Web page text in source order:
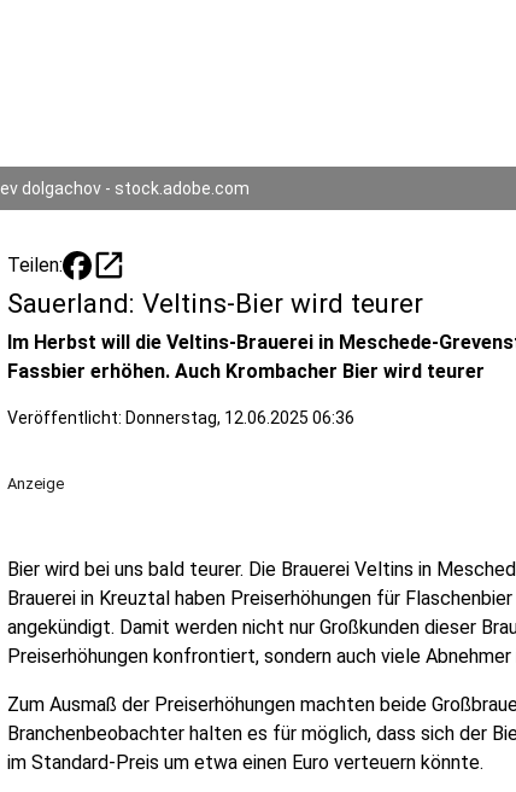
lev dolgachov - stock.adobe.com
Teilen: open_in_new
Sauerland: Veltins-Bier wird teurer
Im Herbst will die Veltins-Brauerei in Meschede-
Fassbier erhöhen. Auch Krombacher Bier wird teurer
Veröffentlicht: Donnerstag, 12.06.2025 06:36
Anzeige
Bier wird bei uns bald teurer. Die Brauerei Veltins in
Brauerei in Kreuztal haben Preiserhöhungen für
angekündigt. Damit werden nicht nur Großkunden dieser
Preiserhöhungen konfrontiert, sondern auch viele Abnehmer
Zum Ausmaß der Preiserhöhungen machten beide
Branchenbeobachter halten es für möglich, dass sich der
im Standard-Preis um etwa einen Euro verteuern könnte.